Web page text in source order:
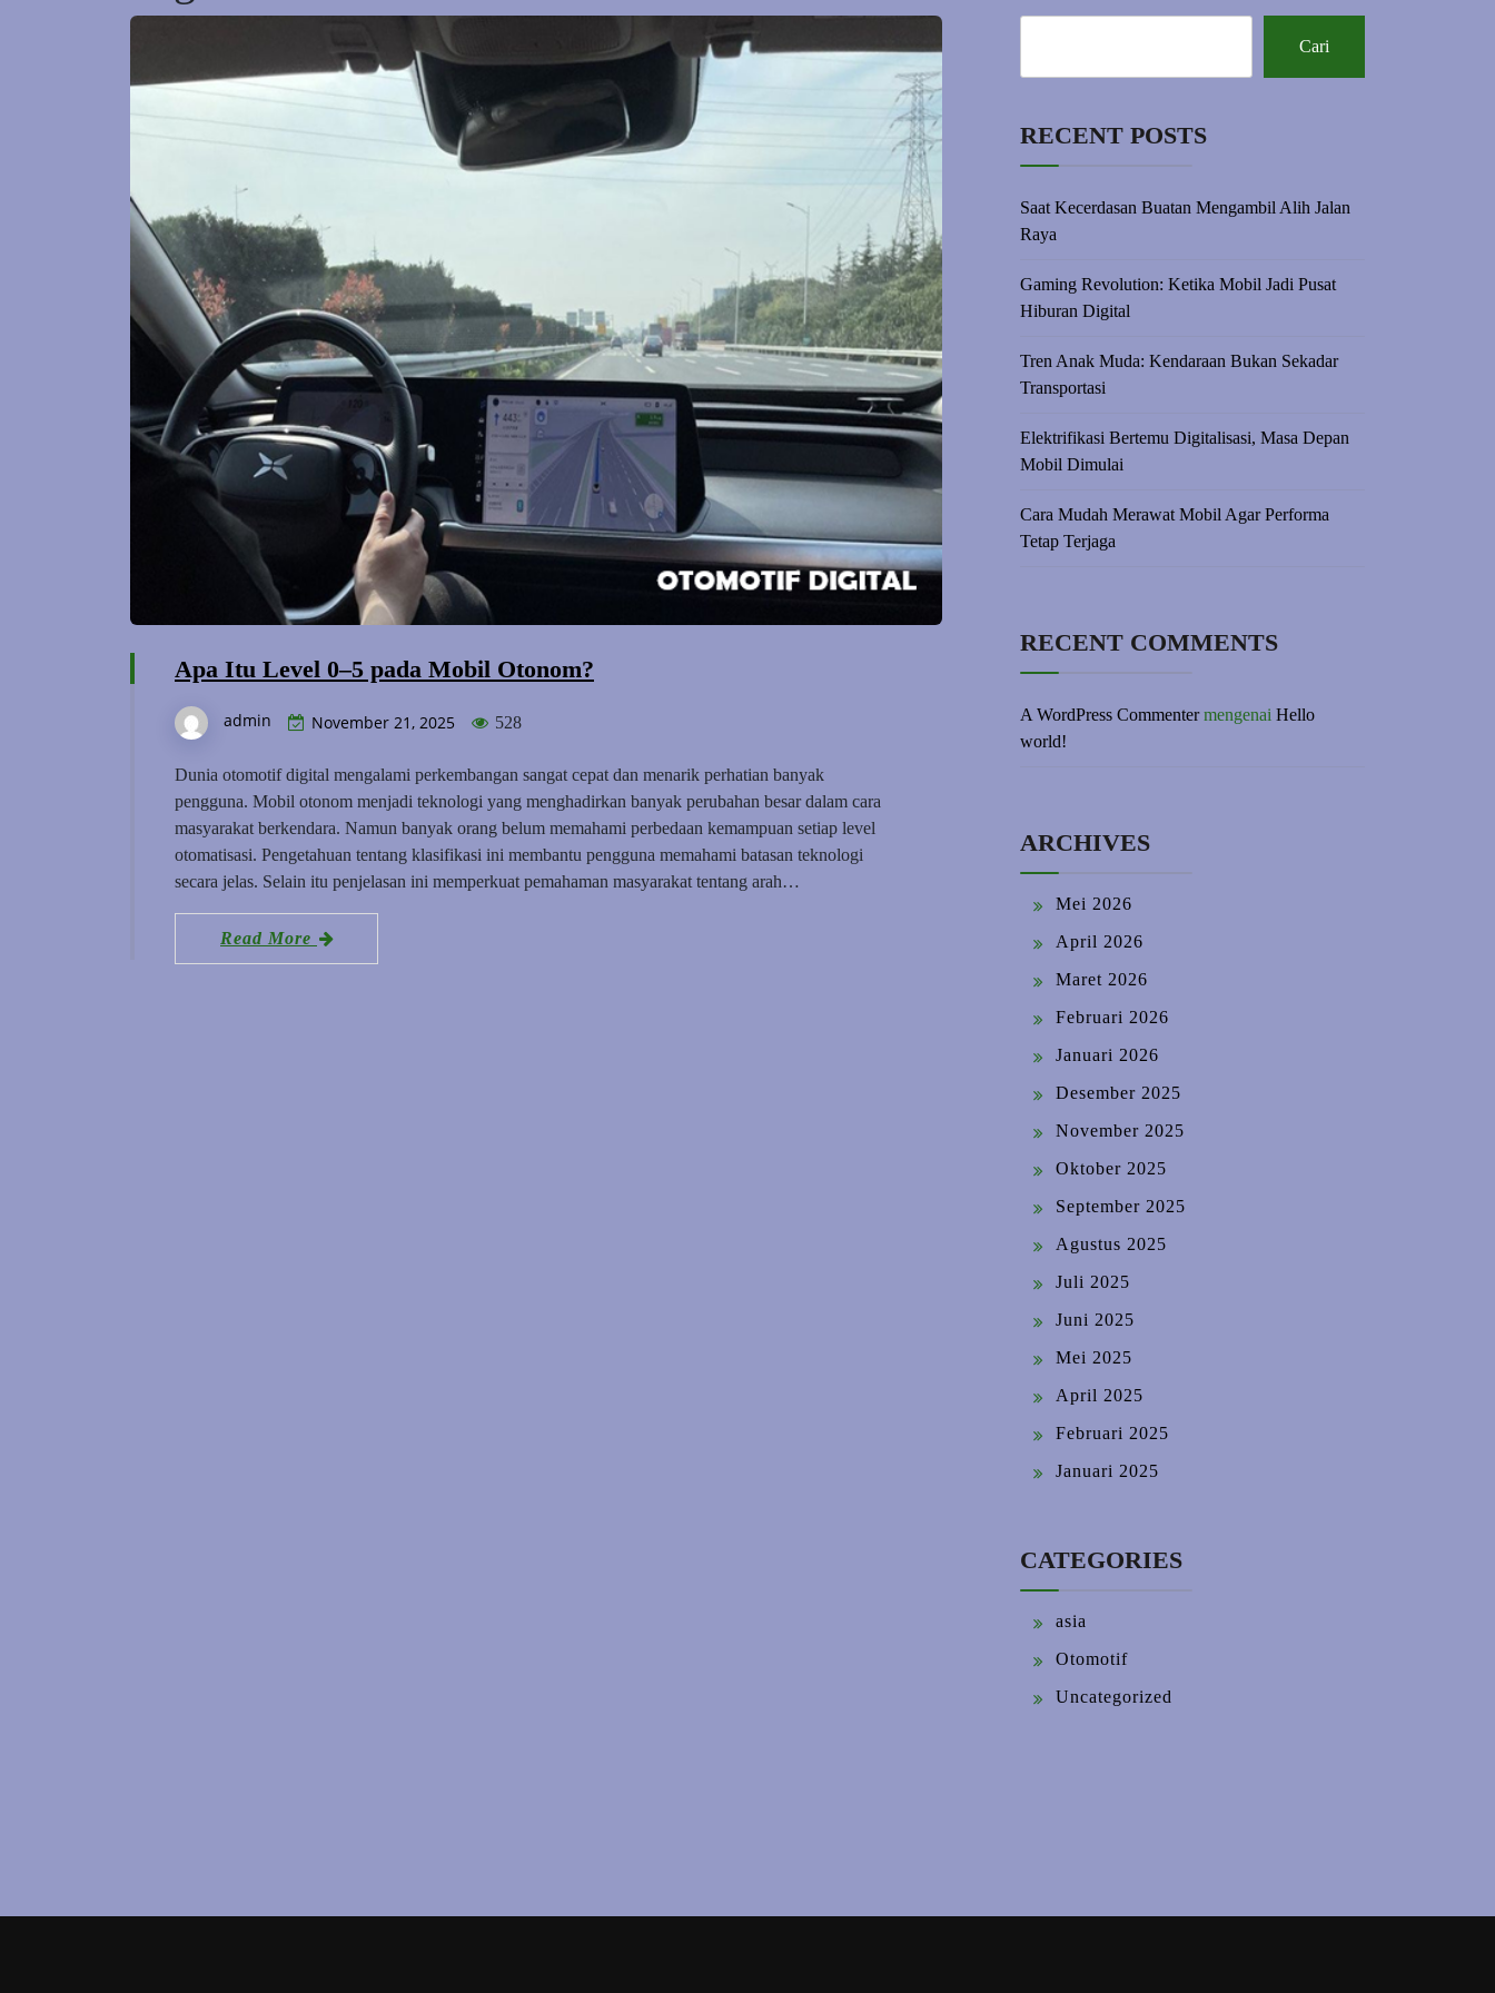
Apa Itu Level 0–5 pada Mobil Otonom?
admin November 21, 2025 528
Dunia otomotif digital mengalami perkembangan sangat cepat dan menarik perhatian banyak
pengguna. Mobil otonom menjadi teknologi yang menghadirkan banyak perubahan besar dalam cara
masyarakat berkendara. Namun banyak orang belum memahami perbedaan kemampuan setiap level
otomatisasi. Pengetahuan tentang klasifikasi ini membantu pengguna memahami batasan teknologi
secara jelas. Selain itu penjelasan ini memperkuat pemahaman masyarakat tentang arah…
Read More
Cari
RECENT POSTS
Saat Kecerdasan Buatan Mengambil Alih Jalan
Raya
Gaming Revolution: Ketika Mobil Jadi Pusat
Hiburan Digital
Tren Anak Muda: Kendaraan Bukan Sekadar
Transportasi
Elektrifikasi Bertemu Digitalisasi, Masa Depan
Mobil Dimulai
Cara Mudah Merawat Mobil Agar Performa
Tetap Terjaga
RECENT COMMENTS
A WordPress Commentermengenai Hello
world!
ARCHIVES
Mei 2026
April 2026
Maret 2026
Februari 2026
Januari 2026
Desember 2025
November 2025
Oktober 2025
September 2025
Agustus 2025
Juli 2025
Juni 2025
Mei 2025
April 2025
Februari 2025
Januari 2025
CATEGORIES
asia
Otomotif
Uncategorized